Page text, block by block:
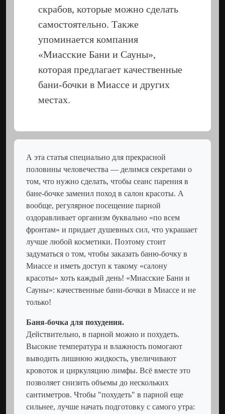
скрабов, которые можно сделать
самостоятельно. Также
упоминается компания
«Миасские Бани и Сауны»,
которая предлагает качественные
бани-бочки в Миассе и других
местах.
А эта статья специально для прекрасной
половины человечества — делимся секретами о
том, что нужно сделать, чтобы сеанс парения в
бане-бочке заменил поход в салон красоты. А
вообще, регулярное посещение парной
оздоравливает организм буквально «по всем
фронтам» и придает душевных сил, что украшает
лучше любой косметики. Поэтому стоит
задуматься о том, чтобы заказать баню-бочку в
Миассе и иметь доступ к такому «салону
красоты» хоть каждый день! «Миасские Бани и
Сауны»: качественные бани-бочки в Миассе и не
только!
Баня-бочка для похудения.
Действительно, в парной можно и похудеть.
Высокие температура и влажность помогают
выводить лишнюю жидкость, увеличивают
кровоток и циркуляцию лимфы. Всё вместе это
позволяет снизить объемы до нескольких
сантиметров. Чтобы "похудеть" в парной еще
сильнее, лучше начать подготовку с самого утра: